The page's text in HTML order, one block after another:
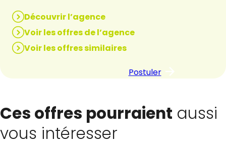
Découvrir l’agence
Voir les offres de l’agence
Voir les offres similaires
Postuler
Ces offres pourraient aussi
vous intéresser